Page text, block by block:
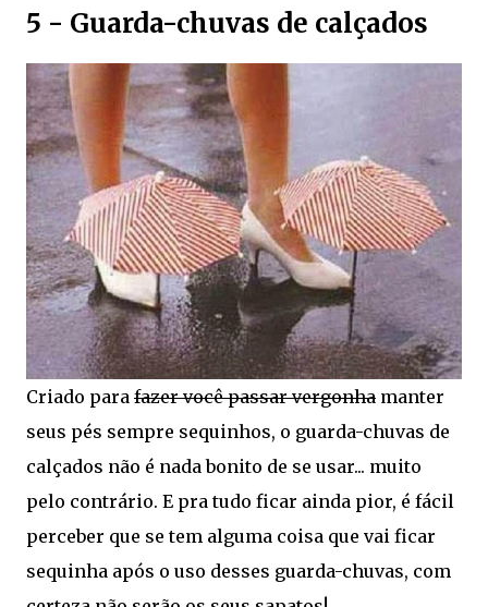
5 - Guarda-chuvas de calçados
Criado para fazer você passar vergonha manter
seus pés sempre sequinhos, o guarda-chuvas de
calçados não é nada bonito de se usar... muito
pelo contrário. E pra tudo ficar ainda pior, é fácil
perceber que se tem alguma coisa que vai ficar
sequinha após o uso desses guarda-chuvas, com